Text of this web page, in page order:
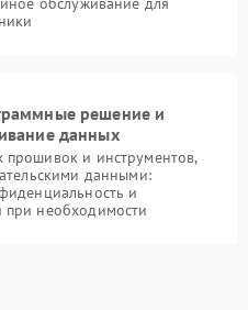
решение и
данных
и инструментов,
данными:
и
необходимости